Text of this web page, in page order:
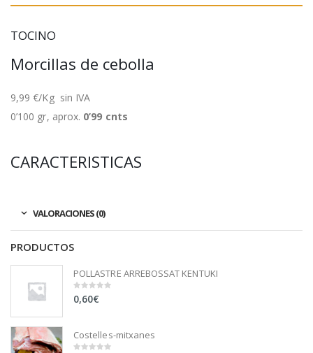
TOCINO
Morcillas de cebolla
9,99 €/Kg sin IVA
0’100 gr, aprox. 0’99 cnts
CARACTERISTICAS
VALORACIONES (0)
PRODUCTOS
POLLASTRE ARREBOSSAT KENTUKI
0
out
0,60€
Costelles-mitxanes